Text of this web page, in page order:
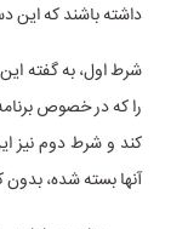
داشته باشند که این
شرط اول، به گفته
را که در خصوص
کند و شرط دوم نیز
آنها بسته شده،